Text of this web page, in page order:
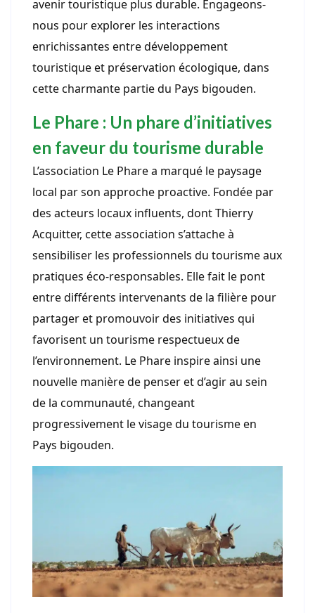
avenir touristique plus durable. Engageons-
nous pour explorer les interactions
enrichissantes entre développement
touristique et préservation écologique, dans
cette charmante partie du Pays bigouden.
Le Phare : Un phare d’initiatives
en faveur du tourisme durable
L’association Le Phare a marqué le paysage
local par son approche proactive. Fondée par
des acteurs locaux influents, dont Thierry
Acquitter, cette association s’attache à
sensibiliser les professionnels du tourisme aux
pratiques éco-responsables. Elle fait le pont
entre différents intervenants de la filière pour
partager et promouvoir des initiatives qui
favorisent un tourisme respectueux de
l’environnement. Le Phare inspire ainsi une
nouvelle manière de penser et d’agir au sein
de la communauté, changeant
progressivement le visage du tourisme en
Pays bigouden.